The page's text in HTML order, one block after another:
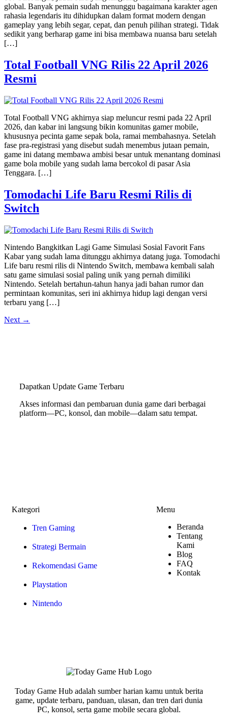
global. Banyak pemain sudah menunggu bagaimana karakter agen
rahasia legendaris itu dihidupkan dalam format modern dengan
gameplay yang lebih segar, cepat, dan penuh pilihan strategi. Tidak
sedikit yang berharap game ini bisa membawa nuansa baru setelah
[…]
Total Football VNG Rilis 22 April 2026
Resmi
Total Football VNG akhirnya siap meluncur resmi pada 22 April
2026, dan kabar ini langsung bikin komunitas gamer mobile,
khususnya pecinta game sepak bola, ramai membahasnya. Setelah
fase pra-registrasi yang disebut sudah menembus jutaan pemain,
game ini datang membawa ambisi besar untuk menantang dominasi
game bola mobile yang sudah lama bercokol di pasar Asia
Tenggara. […]
Tomodachi Life Baru Resmi Rilis di
Switch
Nintendo Bangkitkan Lagi Game Simulasi Sosial Favorit Fans
Kabar yang sudah lama ditunggu akhirnya datang juga. Tomodachi
Life baru resmi rilis di Nintendo Switch, membawa kembali salah
satu game simulasi sosial paling unik yang pernah dimiliki
Nintendo. Setelah bertahun-tahun hanya jadi bahan rumor dan
permintaan komunitas, seri ini akhirnya hidup lagi dengan versi
terbaru yang […]
Next →
Dapatkan Update Game Terbaru
Akses informasi dan pembaruan dunia game dari berbagai
platform—PC, konsol, dan mobile—dalam satu tempat.
Today Game Hub adalah sumber harian kamu untuk berita
game, update terbaru, panduan, ulasan, dan tren dari dunia
PC, konsol, serta game mobile secara global.
Kategori
Tren Gaming
Strategi Bermain
Rekomendasi Game
Playstation
Nintendo
Menu
Beranda
Tentang
Kami
Blog
FAQ
Kontak